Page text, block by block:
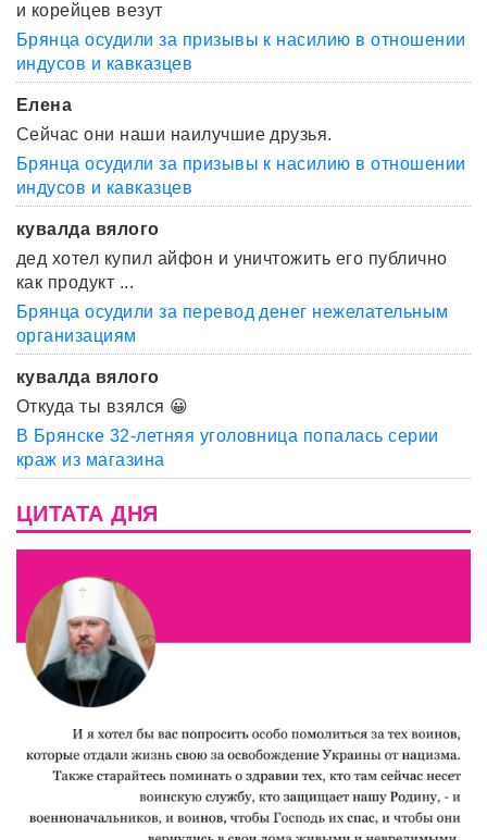
и корейцев везут
Брянца осудили за призывы к насилию в отношении
индусов и кавказцев
Елена
Сейчас они наши наилучшие друзья.
Брянца осудили за призывы к насилию в отношении
индусов и кавказцев
кувалда вялого
дед хотел купил айфон и уничтожить его публично
как продукт ...
Брянца осудили за перевод денег нежелательным
организациям
кувалда вялого
Откуда ты взялся 😀
В Брянске 32-летняя уголовница попалась серии
краж из магазина
ЦИТАТА ДНЯ